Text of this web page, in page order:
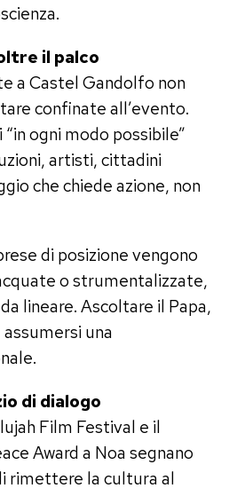
il palco
a Castel Gandolfo non
confinate all’evento.
ogni modo possibile”
artisti, cittadini
che chiede azione, non
di posizione vengono
o strumentalizzate,
lineare. Ascoltare il Papa,
una
di dialogo
Film Festival e il
Award a Noa segnano
rimettere la cultura al